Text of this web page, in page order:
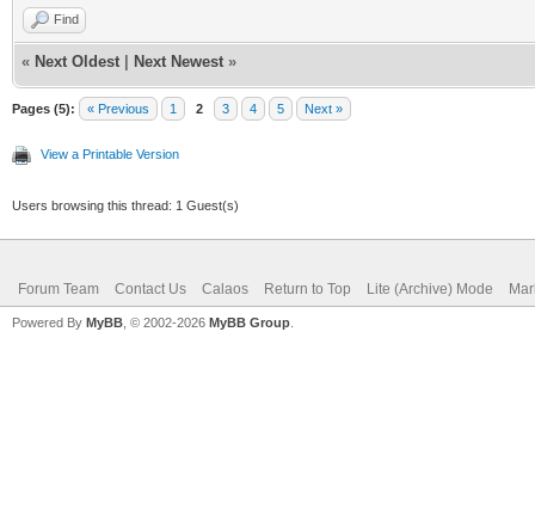
Find
« Next Oldest Next Newest »
Pages (5): « Previous 1 2 3 4 5 Next »
View a Printable Version
Users browsing this thread: 1 Guest(s)
Forum Team Contact Us Calaos Return to Top Lite (Archive) Mode
Powered By MyBB , © 2002-2026 MyBB Group